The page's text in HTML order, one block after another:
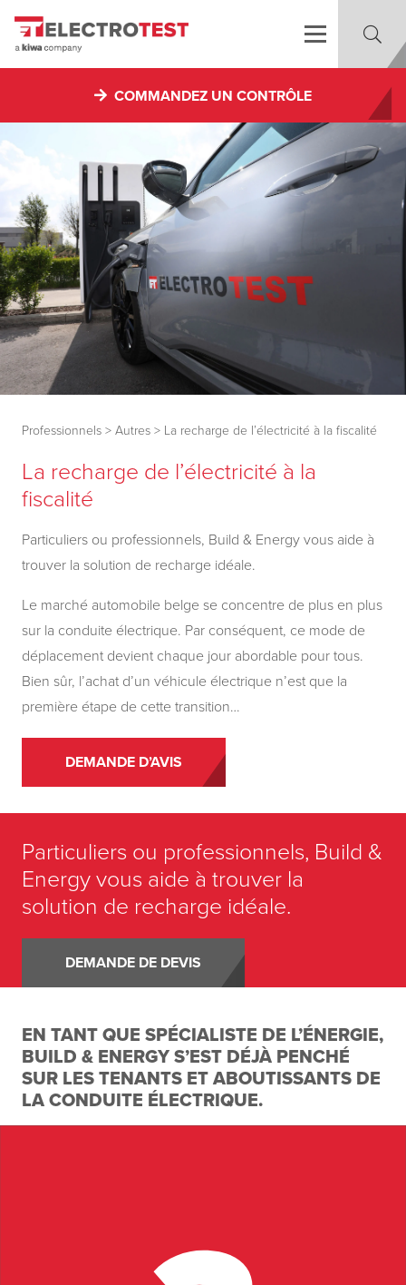
COMMANDEZ UN CONTRÔLE
Professionnels > Autres > La recharge de l’électricité à la fiscalité
La recharge de l’électricité à la
fiscalité
Particuliers ou professionnels, Build & Energy vous aide à
trouver la solution de recharge idéale.
Le marché automobile belge se concentre de plus en plus
sur la conduite électrique. Par conséquent, ce mode de
déplacement devient chaque jour abordable pour tous.
Bien sûr, l’achat d’un véhicule électrique n’est que la
première étape de cette transition…
DEMANDE D’AVIS
Particuliers ou professionnels, Build &
Energy vous aide à trouver la
solution de recharge idéale.
DEMANDE DE DEVIS
EN TANT QUE SPÉCIALISTE DE L’ÉNERGIE,
BUILD & ENERGY S’EST DÉJÀ PENCHÉ
SUR LES TENANTS ET ABOUTISSANTS DE
LA CONDUITE ÉLECTRIQUE.